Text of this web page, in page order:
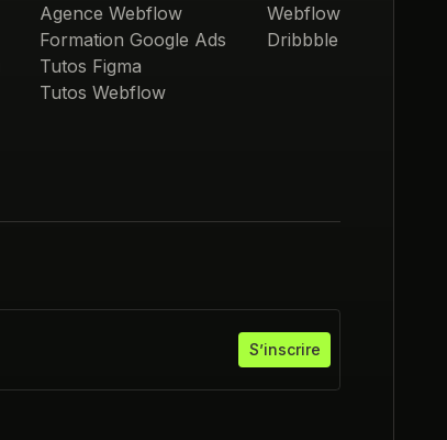
Agence Webflow
Formation Google Ads
Tutos Figma
Tutos Webflow
Webflow
Dribbble